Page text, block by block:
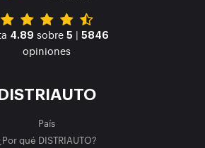
4.89 sobre 5 | 5846
opiniones
DISTRIAUTO
País
qué DISTRIAUTO?